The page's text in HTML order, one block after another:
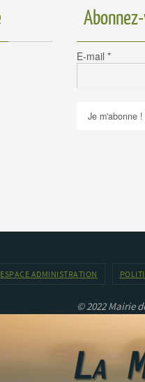
E-mail *
ESPACE ADMINISTRATION
© 2022 Mairie